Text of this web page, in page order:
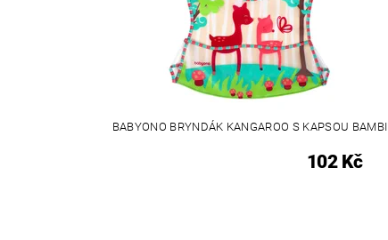
BABYONO BRYNDÁK KANGAROO S KAPSOU BAMBI
102 Kč